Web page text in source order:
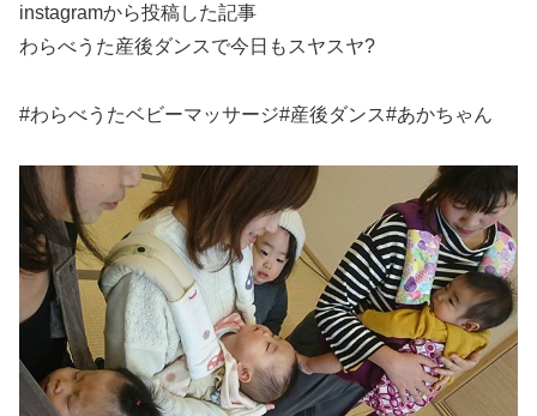
instagramから投稿した記事
わらべうた産後ダンスで今日もスヤスヤ?
#わらべうたベビーマッサージ#産後ダンス#あかちゃん